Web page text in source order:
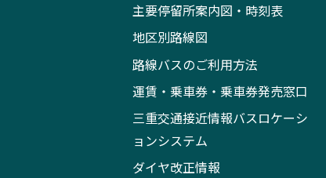
主要停留所案内図・時刻表
地区別路線図
路線バスのご利用方法
運賃・乗車券・乗車券発売窓口
三重交通接近情報バスロケーシ
ョンシステム
ダイヤ改正情報